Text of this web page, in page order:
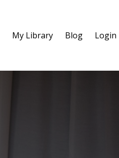
My Library Blog Login